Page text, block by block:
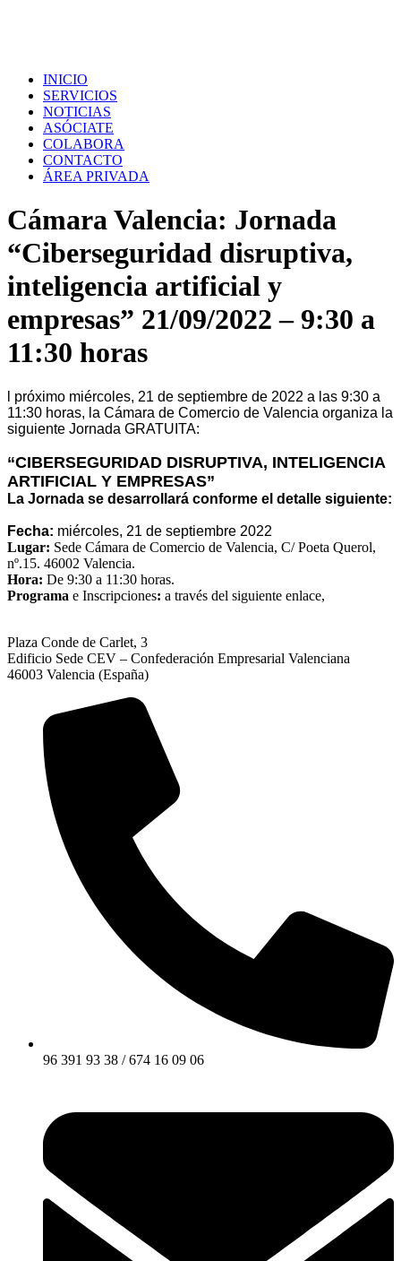
INICIO
SERVICIOS
NOTICIAS
ASÓCIATE
COLABORA
CONTACTO
ÁREA PRIVADA
Cámara Valencia: Jornada
“Ciberseguridad disruptiva,
inteligencia artificial y
empresas” 21/09/2022 – 9:30 a
11:30 horas
l próximo miércoles, 21 de septiembre de 2022 a las 9:30 a
11:30 horas, la Cámara de Comercio de Valencia organiza la
siguiente Jornada GRATUITA:
“CIBERSEGURIDAD DISRUPTIVA, INTELIGENCIA
ARTIFICIAL Y EMPRESAS”
La Jornada se desarrollará conforme el detalle siguiente:
Fecha: miércoles, 21 de septiembre 2022
Lugar: Sede Cámara de Comercio de Valencia, C/ Poeta Querol,
nº.15. 46002 Valencia.
Hora: De 9:30 a 11:30 horas.
Programa e Inscripciones: a través del siguiente enlace,
Plaza Conde de Carlet, 3
Edificio Sede CEV – Confederación Empresarial Valenciana
46003 Valencia (España)
96 391 93 38 / 674 16 09 06